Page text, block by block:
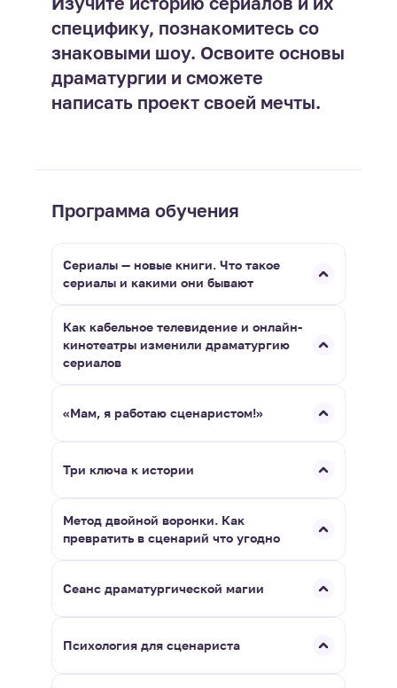
специфику, познакомитесь со
знаковыми шоу. Освоите основы
драматургии и сможете
написать проект своей мечты.
Программа обучения
Сериалы — новые книги. Что такое
сериалы и какими они бывают
Как кабельное телевидение и онлайн-
кинотеатры изменили драматургию
сериалов
«Мам, я работаю сценаристом!»
Три ключа к истории
Метод двойной воронки. Как
превратить в сценарий что угодно
Сеанс драматургической магии
Психология для сценариста